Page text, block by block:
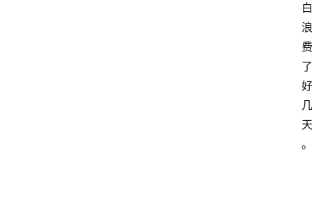
白
浪
费
了
好
几
天
。